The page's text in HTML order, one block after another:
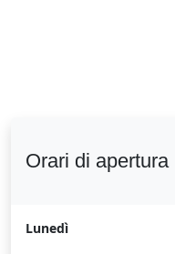
Orari di apertura
Lunedì